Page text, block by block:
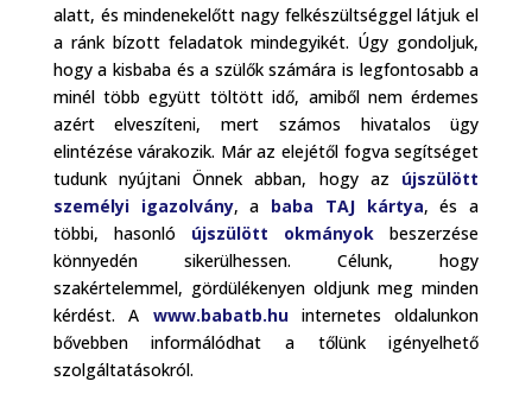
alatt, és mindenekelőtt nagy felkészültséggel látjuk el
a ránk bízott feladatok mindegyikét. Úgy gondoljuk,
hogy a kisbaba és a szülők számára is legfontosabb a
minél több együtt töltött idő, amiből nem érdemes
azért elveszíteni, mert számos hivatalos ügy
elintézése várakozik. Már az elejétől fogva segítséget
tudunk nyújtani Önnek abban, hogy az újszülött
személyi igazolvány, a baba TAJ kártya, és a
többi, hasonló újszülött okmányok beszerzése
könnyedén sikerülhessen. Célunk, hogy
szakértelemmel, gördülékenyen oldjunk meg minden
kérdést. A www.babatb.huinternetes oldalunkon
bővebben informálódhat a tőlünk igényelhető
szolgáltatásokról.